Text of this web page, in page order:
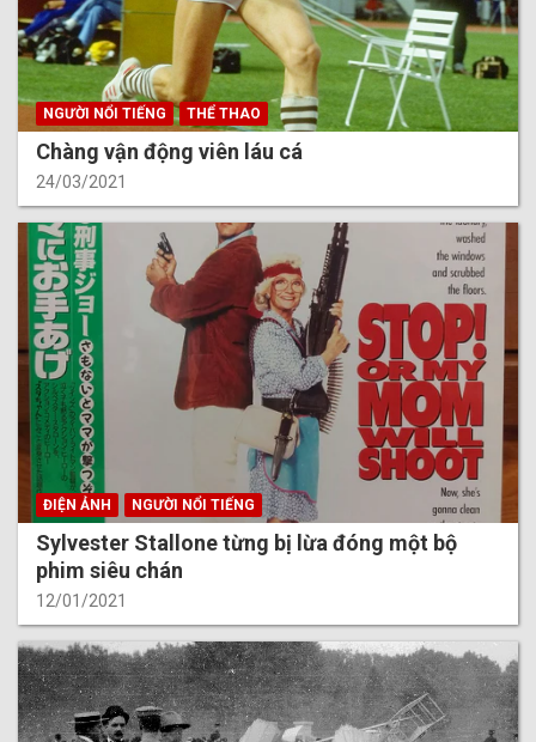
NGƯỜI NỔI TIẾNG THỂ THAO
Chàng vận động viên láu cá
24/03/2021
ĐIỆN ẢNH NGƯỜI NỔI TIẾNG
Sylvester Stallone từng bị lừa đóng một bộ
phim siêu chán
12/01/2021